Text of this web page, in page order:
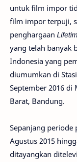
untuk film impor
film impor terpuji,
penghargaan
yang telah banyak
Indonesia yang
diumumkan di
September 2016 di
Barat, Bandung.
Sepanjang periode
Agustus 2015
ditayangkan